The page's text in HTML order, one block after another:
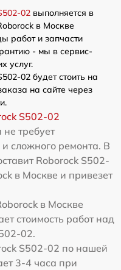
02 выполняется в
в Москве
работ и запчасти
- мы в сервис-
услуг.
02 будет стоить на
на сайте через
S502-02
требует
сложного ремонта. В
Roborock S502-
в Москве и привезет
в Москве
стоимость работ над
02.
S502-02 по нашей
3-4 часа при